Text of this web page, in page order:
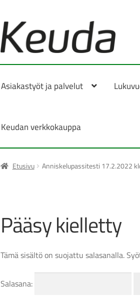
Siirry
navigointiin
Siirry
sisältöön
Asiakastyöt ja palvelut
Keudan verkkokauppa
Etusivu Anniskelupassitesti 17.2.2022
Pääsy kielletty
Tämä sisältö on suojattu salasanalla.
Salasana: